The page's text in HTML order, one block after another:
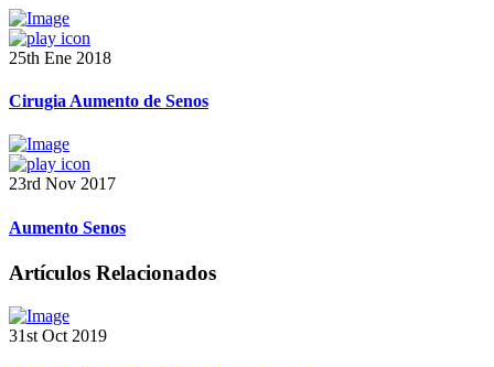
25th Ene 2018
Cirugia Aumento de Senos
23rd Nov 2017
Aumento Senos
Artículos Relacionados
31st Oct 2019